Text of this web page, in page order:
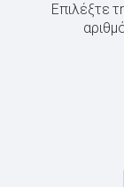
Επιλέξτε